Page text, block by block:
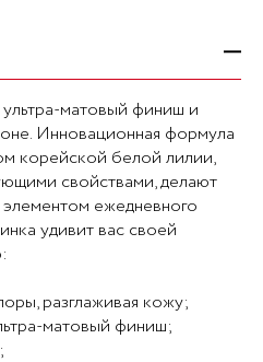
матовый финиш и
Инновационная формула
корейской белой лилии,
свойствами, делают
ежедневного
удивит вас своей
разглаживая кожу;
матовый финиш;